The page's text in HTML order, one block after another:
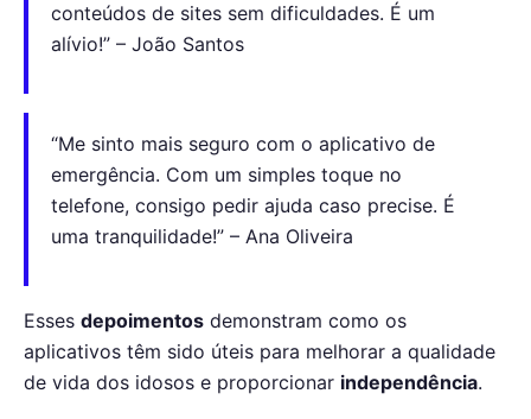
conteúdos de sites sem dificuldades. É um
alívio!” – João Santos
“Me sinto mais seguro com o aplicativo de
emergência. Com um simples toque no
telefone, consigo pedir ajuda caso precise. É
uma tranquilidade!” – Ana Oliveira
Esses depoimentos demonstram como os
aplicativos têm sido úteis para melhorar a qualidade
de vida dos idosos e proporcionar independência.